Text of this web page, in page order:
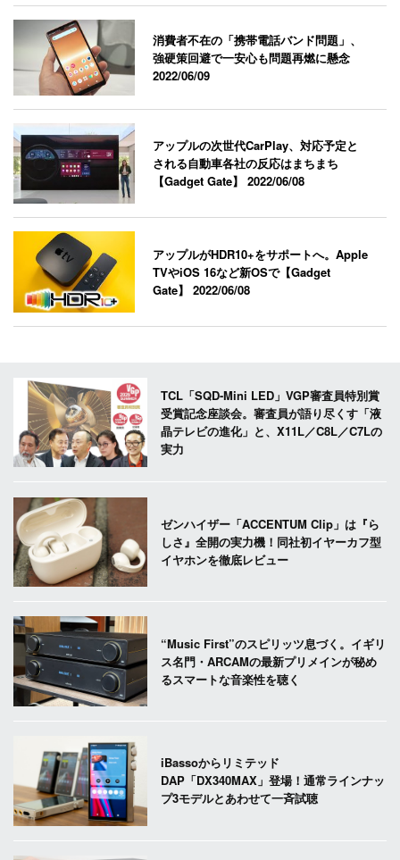
消費者不在の「携帯電話バンド問題」、
強硬策回避で一安心も問題再燃に懸念
2022/06/09
アップルの次世代CarPlay、対応予定と
される自動車各社の反応はまちまち
【Gadget Gate】2022/06/08
アップルがHDR10+をサポートへ。Apple
TVやiOS 16など新OSで【Gadget
Gate】2022/06/08
TCL「SQD-Mini LED」VGP審査員特別賞
受賞記念座談会。審査員が語り尽くす「液
晶テレビの進化」と、X11L／C8L／C7Lの
実力
ゼンハイザー「ACCENTUM Clip」は『ら
しさ』全開の実力機！同社初イヤーカフ型
イヤホンを徹底レビュー
“Music First”のスピリッツ息づく。イギリ
ス名門・ARCAMの最新プリメインが秘め
るスマートな音楽性を聴く
iBassoからリミテッド
DAP「DX340MAX」登場！通常ラインナッ
プ3モデルとあわせて一斉試聴